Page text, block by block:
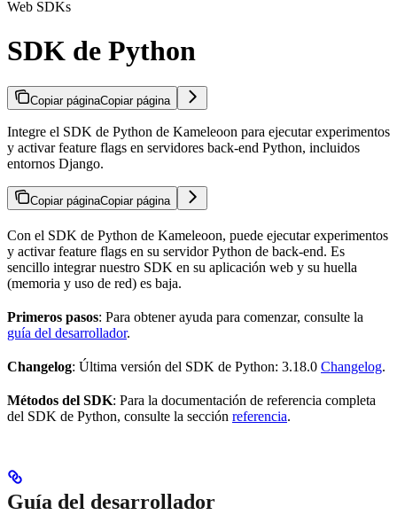
Web SDKs
SDK de Python
Copiar páginaCopiar página
Integre el SDK de Python de Kameleoon para ejecutar experimentos
y activar feature flags en servidores back-end Python, incluidos
entornos Django.
Copiar páginaCopiar página
Con el SDK de Python de Kameleoon, puede ejecutar experimentos
y activar feature flags en su servidor Python de back-end. Es
sencillo integrar nuestro SDK en su aplicación web y su huella
(memoria y uso de red) es baja.
Primeros pasos: Para obtener ayuda para comenzar, consulte la
guía del desarrollador.
Changelog: Última versión del SDK de Python: 3.18.0 Changelog.
Métodos del SDK: Para la documentación de referencia completa
del SDK de Python, consulte la sección referencia.
Guía del desarrollador